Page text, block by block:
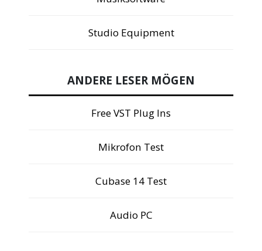
Studio Equipment
ANDERE LESER MÖGEN
Free VST Plug Ins
Mikrofon Test
Cubase 14 Test
Audio PC